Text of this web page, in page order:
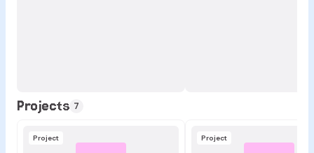
Projects 7
Project Project